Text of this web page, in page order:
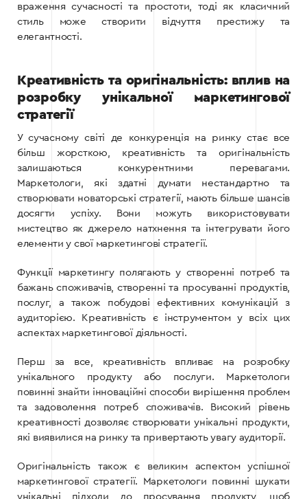
враження сучасності та простоти, тоді як класичний
стиль може створити відчуття престижу та
елегантності.
Креативність та оригінальність: вплив на
розробку унікальної маркетингової
стратегії
У сучасному світі де конкуренція на ринку стає все
більш жорсткою, креативність та оригінальність
залишаються конкурентними перевагами.
Маркетологи, які здатні думати нестандартно та
створювати новаторські стратегії, мають більше шансів
досягти успіху. Вони можуть використовувати
мистецтво як джерело натхнення та інтегрувати його
елементи у свої маркетингові стратегії.
Функції маркетингу полягають у створенні потреб та
бажань споживачів, створенні та просуванні продуктів,
послуг, а також побудові ефективних комунікацій з
аудиторією. Креативність є інструментом у всіх цих
аспектах маркетингової діяльності.
Перш за все, креативність впливає на розробку
унікального продукту або послуги. Маркетологи
повинні знайти інноваційні способи вирішення проблем
та задоволення потреб споживачів. Високий рівень
креативності дозволяє створювати унікальні продукти,
які виявилися на ринку та привертають увагу аудиторії.
Оригінальність також є великим аспектом успішної
маркетингової стратегії. Маркетологи повинні шукати
унікальні підходи до просування продукту, щоб